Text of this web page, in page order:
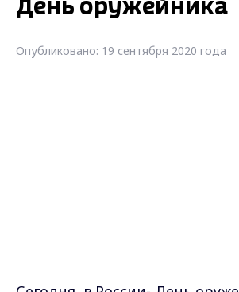
День оружейника
Опубликовано: 19 сентября 2020 года